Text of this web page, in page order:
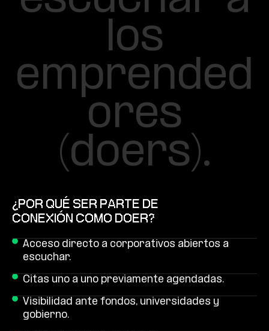
los
emprended
ores
(doers).
¿ PO R QU É S E R PA RT E D E
CO N EX Ó N CO M O DO E R?
Acceso directo a corporativos abiertos a
escuchar.
Citas uno a uno previamente agendadas.
Visibilidad ante fondos, universidades y
gobierno.